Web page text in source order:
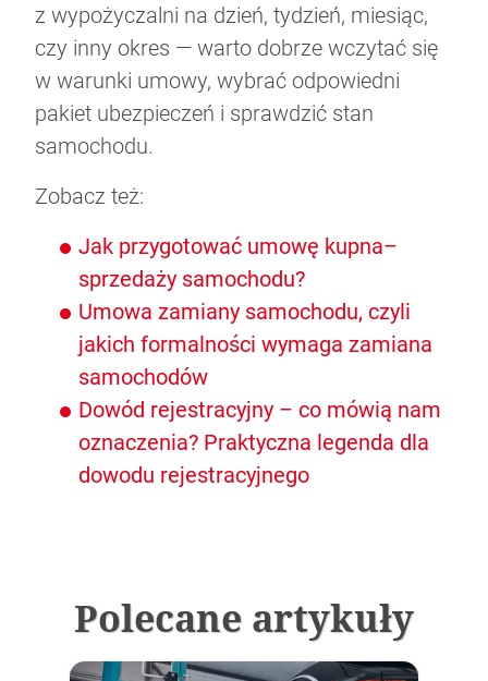
z wypożyczalni na dzień, tydzień, miesiąc,
czy inny okres — warto dobrze wczytać się
w warunki umowy, wybrać odpowiedni
pakiet ubezpieczeń i sprawdzić stan
samochodu.
Zobacz też:
Jak przygotować umowę kupna–
sprzedaży samochodu?
Umowa zamiany samochodu, czyli
jakich formalności wymaga zamiana
samochodów
Dowód rejestracyjny – co mówią nam
oznaczenia? Praktyczna legenda dla
dowodu rejestracyjnego
Polecane artykuły